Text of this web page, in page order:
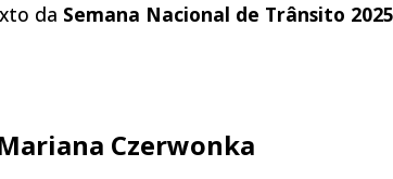
da Semana Nacional de Trânsito 2025
Czerwonka